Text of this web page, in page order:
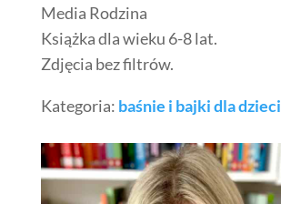
Media Rodzina
Książka dla wieku 6-8 lat.
Zdjęcia bez filtrów.
Kategoria: baśnie i bajki dla dzieci